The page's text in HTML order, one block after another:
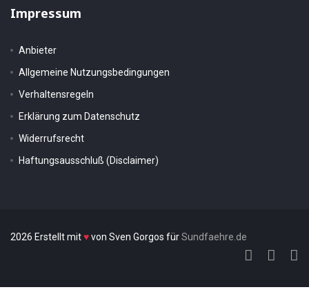
Impressum
Anbieter
Allgemeine Nutzungsbedingungen
Verhaltensregeln
Erklärung zum Datenschutz
Widerrufsrecht
Haftungsausschluß (Disclaimer)
2026 Erstellt mit♥von Sven Gorgos fürSundfaehre.de